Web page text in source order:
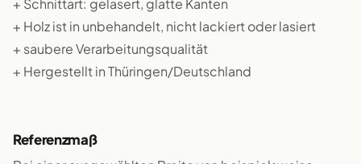
+ Schnittart: gelasert, glatte Kanten
+ Holz ist in unbehandelt, nicht lackiert oder lasiert
+ saubere Verarbeitungsqualität
+ Hergestellt in Thüringen/Deutschland
Referenzmaß